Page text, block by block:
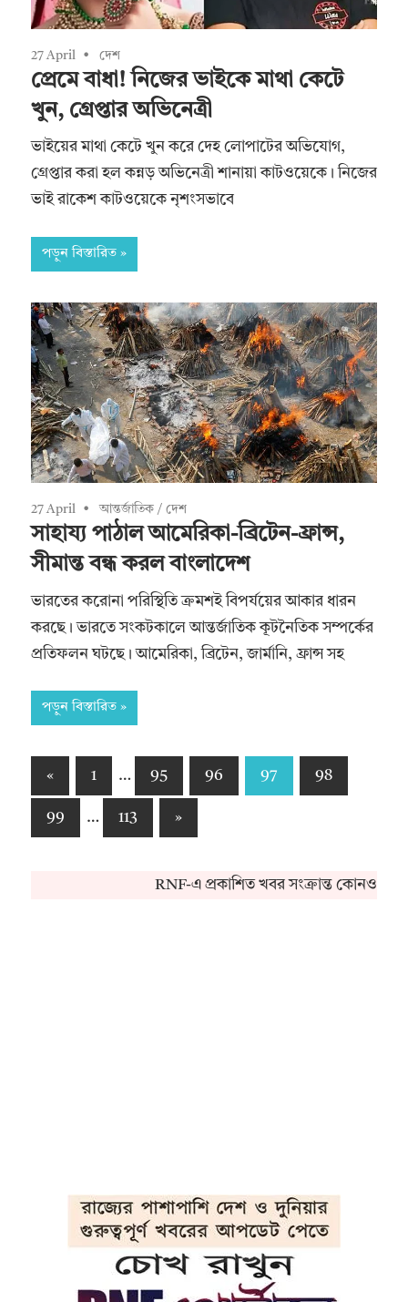
27 April দেশ
প্রেমে বাধা! নিজের ভাইকে মাথা কেটে
খুন, গ্রেপ্তার অভিনেত্রী
ভাইয়ের মাথা কেটে খুন করে দেহ লোপাটের অভিযোগ,
গ্রেপ্তার করা হল কন্নড় অভিনেত্রী শানায়া কাটওয়েকে। নিজের
ভাই রাকেশ কাটওয়েকে নৃশংসভাবে
পড়ুন বিস্তারিত
27 April আন্তর্জাতিক / দেশ
সাহায্য পাঠাল আমেরিকা-ব্রিটেন-ফ্রান্স,
সীমান্ত বন্ধ করল বাংলাদেশ
ভারতের করোনা পরিস্থিতি ক্রমশই বিপর্যয়ের আকার ধারন
করছে। ভারতে সংকটকালে আন্তর্জাতিক কূটনৈতিক সম্পর্কের
প্রতিফলন ঘটছে। আমেরিকা, ব্রিটেন, জার্মানি, ফ্রান্স সহ
পড়ুন বিস্তারিত
Posts
pagination
«Previous
Posts
1 … 95 96 97 98
99 … 113
Next
»
RNF-এ প্রকাশিত খবর সংক্রান্ত কোনও অভিযোগ